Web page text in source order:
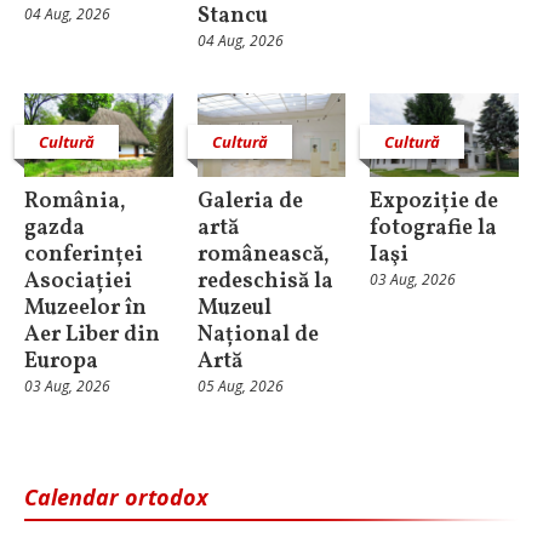
04 Aug, 2026
Stancu
04 Aug, 2026
Cultură
România,
gazda
conferinței
Asociației
Muzeelor în
Aer Liber din
Europa
03 Aug, 2026
Cultură
Galeria de
artă
românească,
redeschisă la
Muzeul
Național de
Artă
05 Aug, 2026
Cultură
Expoziție de
fotografie la
Iaşi
03 Aug, 2026
Calendar ortodox